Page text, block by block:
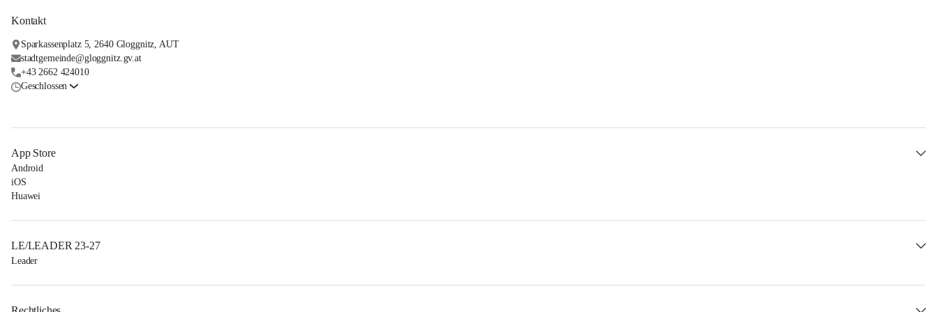
Kontakt
Sparkassenplatz 5, 2640 Gloggnitz, AUT
stadtgemeinde@gloggnitz.gv.at
+43 2662 424010
Geschlossen
App Store
Android
iOS
Huawei
LE/LEADER 23-27
Leader